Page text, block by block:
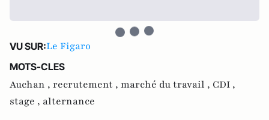
VU SUR:Le Figaro
MOTS-CLES
Auchan , recrutement , marché du travail , CDI ,
stage , alternance